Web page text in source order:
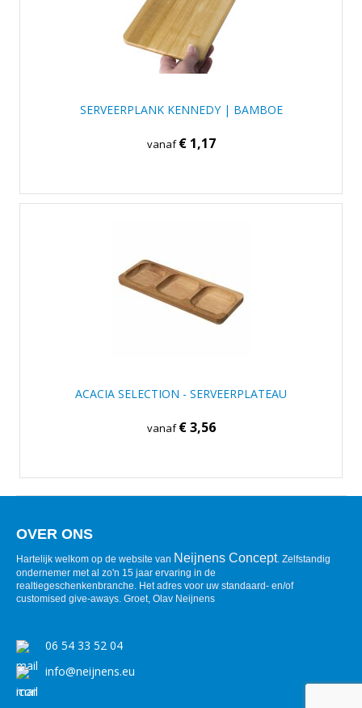
SERVEERPLANK KENNEDY | BAMBOE
vanaf€ 1,17
ACACIA SELECTION - SERVEERPLATEAU
vanaf€ 3,56
OVER ONS
Hartelijk welkom op de website van Neijnens Concept. Zelfstandig
ondernemer met al zo'n 15 jaar ervaring in de
realtiegeschenkenbranche. Het adres voor uw standaard- en/of
customised give-aways. Groet, Olav Neijnens
06 54 33 52 04
info@neijnens.eu